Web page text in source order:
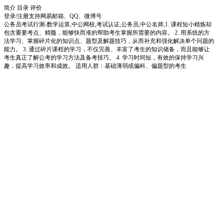
简介 目录 评价
登录/注册支持网易邮箱、QQ、微博号
公务员考试行测-数学运算,中公网校,考试认证,公务员,中公名师,1. 课程短小精炼却
包含重要考点、精髓，能够快而准的帮助考生掌握所需要的内容。 2. 用系统的方
法学习、掌握碎片化的知识点、题型及解题技巧，从而补充和强化解决单个问题的
能力。 3. 通过碎片课程的学习，不仅完善、丰富了考生的知识储备，而且能够让
考生真正了解公考的学习方法及备考技巧。 4. 学习时间短，有效的保持学习兴
趣，提高学习效率和成效。 适用人群：基础薄弱或偏科、偏题型的考生